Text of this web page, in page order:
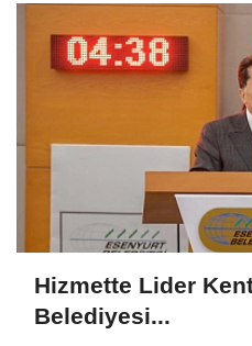
Hizmette Lider
Belediyesi...